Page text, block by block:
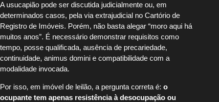
A usucapião pode ser discutida judicialmente ou, em
determinados casos, pela via extrajudicial no Cartório de
Registro de Imóveis. Porém, não basta alegar “moro aqui há
muitos anos”. É necessário demonstrar requisitos como
tempo, posse qualificada, ausência de precariedade,
continuidade, animus domini e compatibilidade com a
modalidade invocada.
Por isso, em imóvel de leilão, a pergunta correta é: o
ocupante tem apenas resistência à desocupação ou